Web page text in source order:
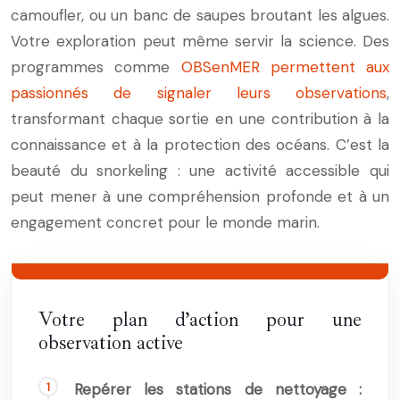
camoufler, ou un banc de saupes broutant les algues.
Votre exploration peut même servir la science. Des
programmes comme OBSenMER permettent aux
passionnés de signaler leurs observations,
transformant chaque sortie en une contribution à la
connaissance et à la protection des océans. C’est la
beauté du snorkeling : une activité accessible qui
peut mener à une compréhension profonde et à un
engagement concret pour le monde marin.
Votre plan d’action pour une
observation active
Repérer les stations de nettoyage :